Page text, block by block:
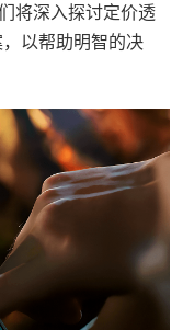
将深入探讨定价透
以帮助明智的决